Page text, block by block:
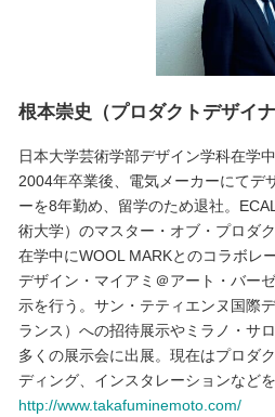
根本崇史（プロダクトデザイナ
日本大学芸術学部デザイン学科在学
2004年卒業後、電気メーカーにてデ
ーを8年勤め、留学のため退社。
術大学）のマスター・オブ・プロダ
在学中にWOOL MARKとのコラボレ
デザイン・マイアミ＠アート・バー
示を行う。サン・テティエンヌ国際
ランス）への招待展示やミラノ・サ
多くの展示会に出展。現在はプロダ
ディング、インスタレーションなどを
http://www.takafuminemoto.com/